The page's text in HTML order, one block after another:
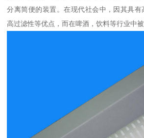
分离简便的装置。在现代社会中，因其具有
高过滤性等优点，而在啤酒，饮料等行业中被